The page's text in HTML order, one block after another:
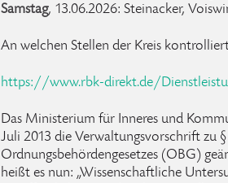
Samstag, 13.06.2026: Steinacker,
An welchen Stellen der Kreis
https://www.rbk-direkt.de/
Das Ministerium für Inneres und
Juli 2013 die Verwaltungsvorschrift zu §
Ordnungsbehördengesetzes (OBG)
heißt es nun: „Wissenschaftliche